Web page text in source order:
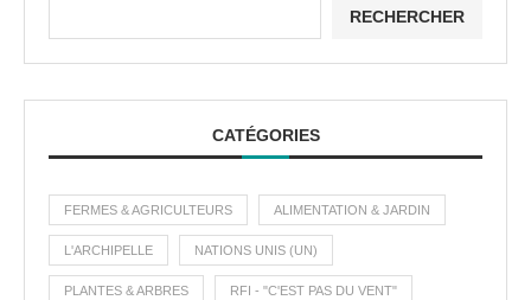
RECHERCHER
CATÉGORIES
FERMES & AGRICULTEURS ALIMENTATION & JARDIN
L'ARCHIPELLE NATIONS UNIS (UN)
PLANTES & ARBRES RFI - "C'EST PAS DU VENT"